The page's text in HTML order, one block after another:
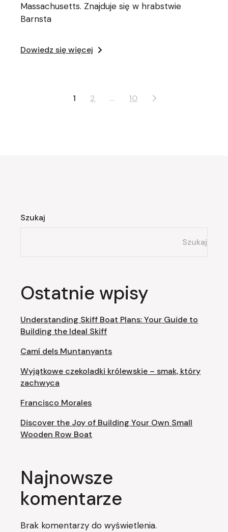
Massachusetts. Znajduje się w hrabstwie
Barnsta
Dowiedz się więcej
Stronicowanie
1 2 … 10
Szukaj
Szukaj
Ostatnie wpisy
Understanding Skiff Boat Plans: Your Guide to
Building the Ideal Skiff
Camí dels Muntanyants
Wyjątkowe czekoladki królewskie – smak, który
zachwyca
Francisco Morales
Discover the Joy of Building Your Own Small
Wooden Row Boat
Najnowsze
komentarze
Brak komentarzy do wyświetlenia.